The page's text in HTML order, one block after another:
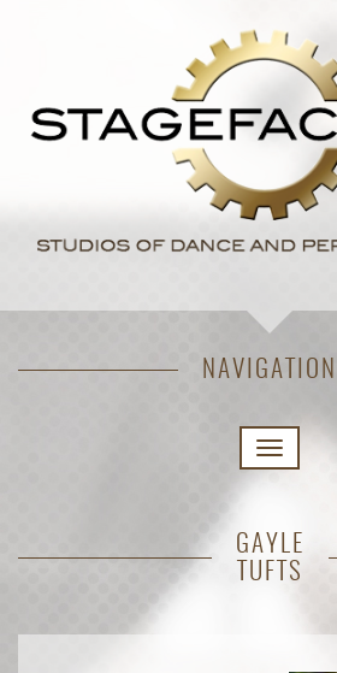
NAVIGATION
MENÜ
GAYLE
TUFTS